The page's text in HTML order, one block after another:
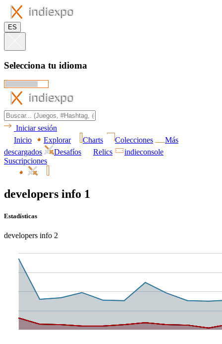
ES
Selecciona tu idioma
Iniciar sesión
Inicio
Explorar Charts Colecciones
Más
descargados
Desafíos Relics
indieconsole
Suscripciones
developers info 1
Estadísticas
developers info 2